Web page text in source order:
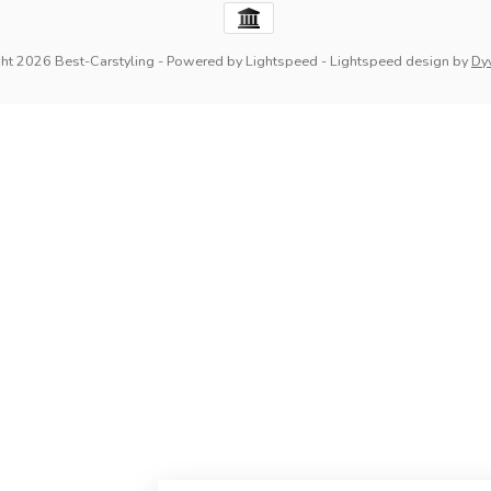
2026 Best-Carstyling - Powered by Lightspeed - Lightspeed design by